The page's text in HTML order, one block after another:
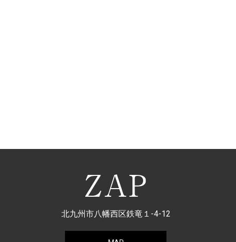
北九州市八幡西区鉄竜１-4-12